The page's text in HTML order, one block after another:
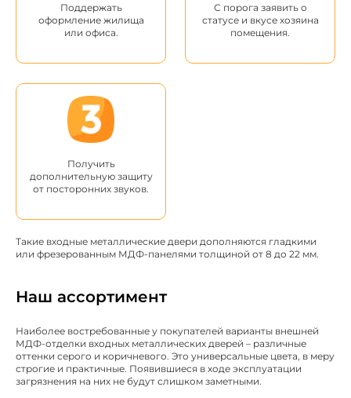
Поддержать
оформление жилища
или офиса.
С порога заявить о
статусе и вкусе хозяина
помещения.
Получить
дополнительную защиту
от посторонних звуков.
Такие входные металлические двери дополняются гладкими
или фрезерованным МДФ-панелями толщиной от 8 до 22 мм.
Наш ассортимент
Наиболее востребованные у покупателей варианты внешней
МДФ-отделки входных металлических дверей – различные
оттенки серого и коричневого. Это универсальные цвета, в меру
строгие и практичные. Появившиеся в ходе эксплуатации
загрязнения на них не будут слишком заметными.